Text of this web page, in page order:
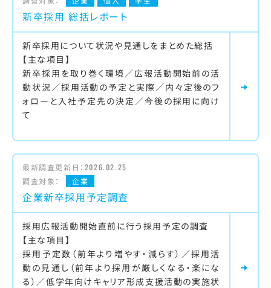
新卒採用 総括レポート
新卒採用について状況や見通しをまとめた総括
【主な項目】
新卒採用を取り巻く環境／広報活動開始前の活
動状況／採用活動の予定と実際／内々定後のフ
ォローと入社予定先の決定／今後の採用に向け
て
最新調査更新日： 2026.02.25
調査対象：
企業
企業新卒採用予定調査
採用広報活動開始直前に行う採用予定の調査
【主な項目】
採用予定数（前年より増やす・減らす）／採用活
動の見通し（前年より採用が厳しくなる・楽にな
る）／低学年向けキャリア形成支援活動の実施状